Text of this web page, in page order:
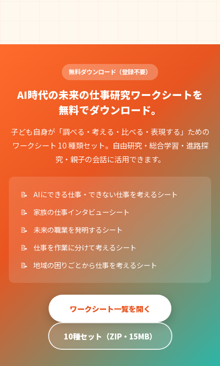
無料ダウンロード（登録不要）
AI時代の未来の仕事研究ワークシートを
無料でダウンロード。
子ども自身が「調べる・考える・比べる・表現する」ための
ワークシート 10 種類セット。自由研究・総合学習・進路探
究・親子の会話に活用できます。
AIにできる仕事・できない仕事を考えるシート
家族の仕事インタビューシート
未来の職業を発明するシート
仕事を作業に分けて考えるシート
地域の困りごとから仕事を考えるシート
ワークシート一覧を開く
10種セット（ZIP・15MB）